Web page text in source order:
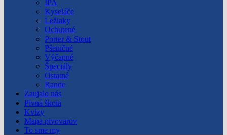
IPA
Kyseláče
Ležiaky
Ochutené
Porter & Stout
Pšeničné
Výčapné
Špeciály
Ostatné
Rande
Zaujalo nás
Pivná škola
Kvízy
Mapa pivovarov
To sme my